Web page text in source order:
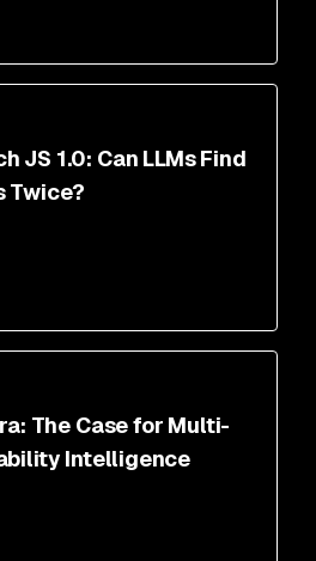
JS 1.0: Can LLMs Find
Twice?
The Case for Multi-
Intelligence